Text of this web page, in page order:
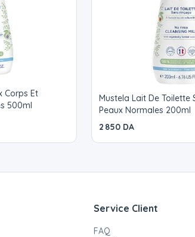
Corps Et
500ml
Mustela Lait De Toilette
Peaux Normales 200ml
2 850 DA
Service Client
FAQ